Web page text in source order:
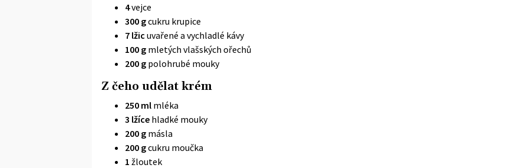
4vejce
300 gcukru krupice
7 lžic uvařené a vychladlé kávy
100 g mletých vlašských ořechů
200 g polohrubé mouky
Z čeho udělat krém
250 ml mléka
3 lžíce hladké mouky
200 g másla
200 gcukru moučka
1 žloutek